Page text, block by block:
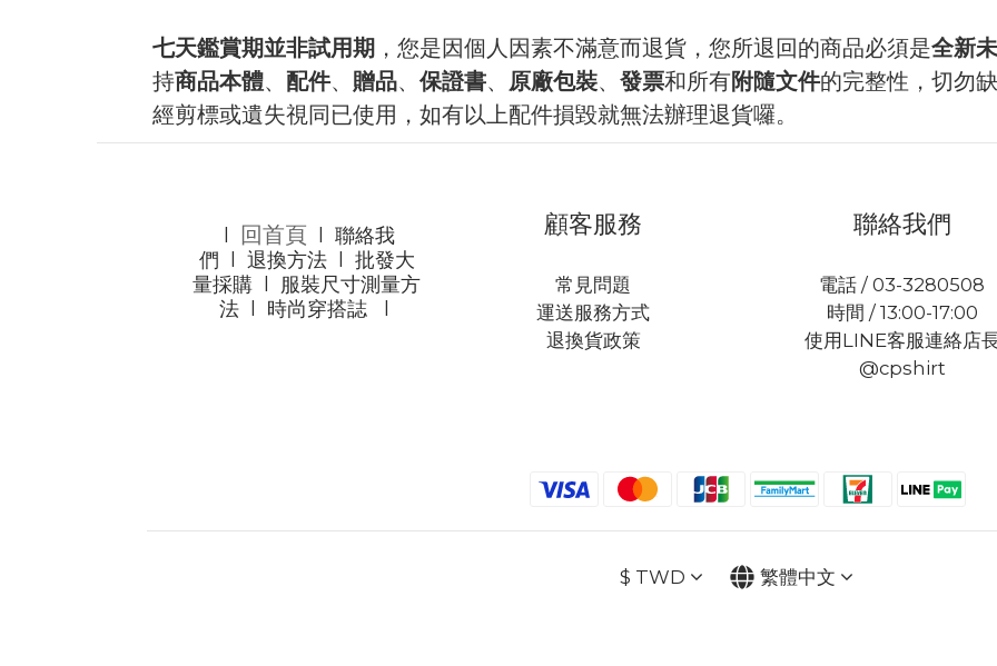
七天鑑賞期並非試用期 ，您是因個人因素不滿意而退貨，您所退回的商品必須是全新
持商品本體、 配件、 贈品、 保證書、 原廠包裝、 發票和所有附隨文件的完整性，切勿
經剪標或遺失視同已使用，如有以上配件損毀就無法辦理退貨囉。
回首頁 l聯絡我
們
退換方法l 批發大
量採購
服裝尺寸測量方
法l 時尚穿搭誌l
顧客服務
常見問題
運送服務方式
退換貨政策
聯絡我們
電話 / 03-3280508
時間 / 13:00-17:00
使用LINE客服連絡店
@cpshirt
$ TWD 繁體中文